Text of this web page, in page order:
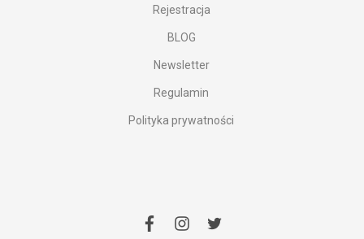
Rejestracja
BLOG
Newsletter
Regulamin
Polityka prywatności
facebook
instagram
twitter